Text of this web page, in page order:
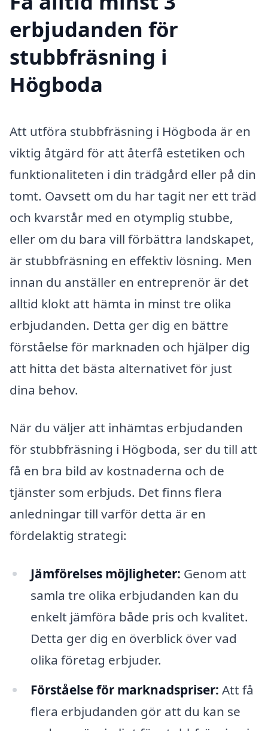
erbjudanden för
stubbfräsning i
Högboda
Att utföra stubbfräsning i Högboda är en
viktig åtgärd för att återfå estetiken och
funktionaliteten i din trädgård eller på din
tomt. Oavsett om du har tagit ner ett träd
och kvarstår med en otymplig stubbe,
eller om du bara vill förbättra landskapet,
är stubbfräsning en effektiv lösning. Men
innan du anställer en entreprenör är det
alltid klokt att hämta in minst tre olika
erbjudanden. Detta ger dig en bättre
förståelse för marknaden och hjälper dig
att hitta det bästa alternativet för just
dina behov.
När du väljer att inhämtas erbjudanden
för stubbfräsning i Högboda, ser du till att
få en bra bild av kostnaderna och de
tjänster som erbjuds. Det finns flera
anledningar till varför detta är en
fördelaktig strategi:
Jämförelses möjligheter: Genom att
samla tre olika erbjudanden kan du
enkelt jämföra både pris och kvalitet.
Detta ger dig en överblick över vad
olika företag erbjuder.
Förståelse för marknadspriser: Att få
flera erbjudanden gör att du kan se